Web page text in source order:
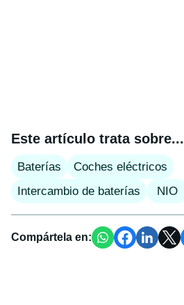
Este artículo trata sobre...
Baterías
Coches eléctricos
Intercambio de baterías
NIO
Compártela en: